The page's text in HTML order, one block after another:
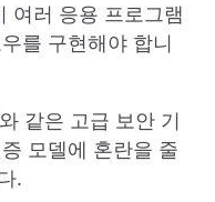
여러 응용 프로그램
를 구현해야 합니
와 같은 고급 보안 기
모델에 혼란을 줄
.